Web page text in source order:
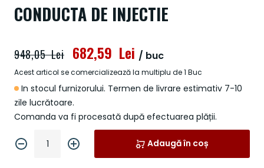
CONDUCTA DE INJECTIE
In stocul furnizorului. Termen de livrare estimativ 7-10
zile lucrătoare.
Comanda va fi procesată după efectuarea plății.
682,59 Lei
948,05 Lei / buc
Acest articol se comercializează la multiplu de 1 Buc
Adaugă în coș
începutul
galeriei
imagini